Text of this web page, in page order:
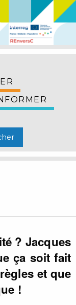
? Jacques
ça soit fait
et que
!